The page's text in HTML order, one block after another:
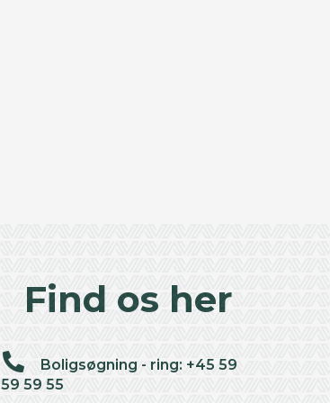
Find os her
Boligsøgning - ring: +45 59
59 59 55